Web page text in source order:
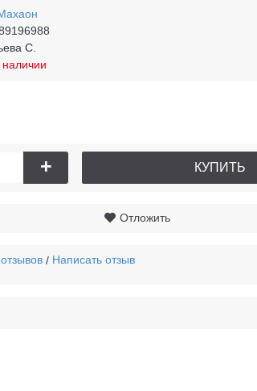
С.
наличии
+ КУПИТЬ
Отложить
/ Написать отзыв